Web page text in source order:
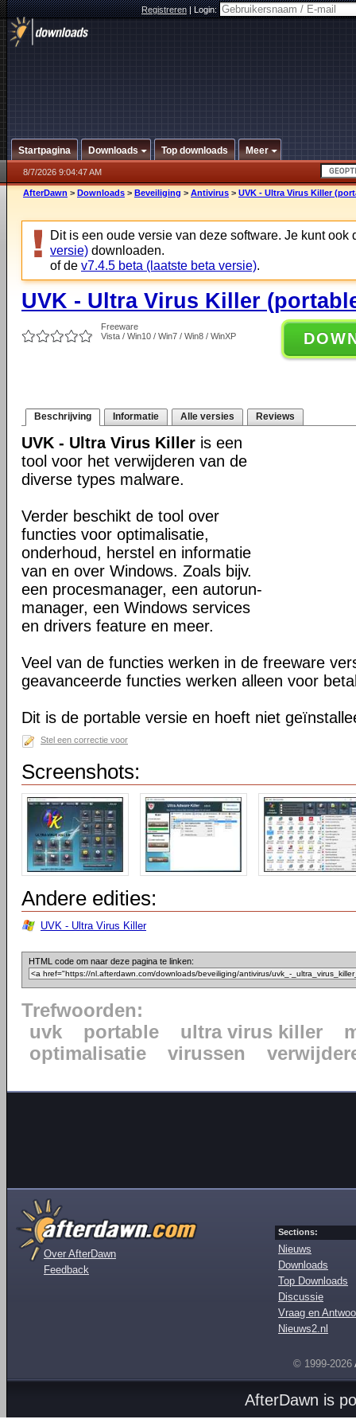
Registreren|Login:
Startpagina Downloads Top downloads Meer
8/7/2026 9:04:47 AM
AfterDawn > Downloads > Beveiliging > Antivirus > UVK - Ultra Virus Killer
Dit is een oude versie van deze software. Je kunt ook
versie) downloaden.
of de v7.4.5 beta (laatste beta versie).
UVK - Ultra Virus Killer
Freeware
Vista / Win10 / Win7 / Win8 / WinXP
Beschrijving Informatie Alle versies Reviews
UVK - Ultra Virus Killer is een
tool voor het verwijderen van de
diverse types malware.
Verder beschikt de tool over
functies voor optimalisatie,
onderhoud, herstel en informatie
van en over Windows. Zoals bijv.
een procesmanager, een autorun-
manager, een Windows services
en drivers feature en meer.
Veel van de functies werken in de freeware
geavanceerde functies werken alleen voor
Dit is de portable versie en hoeft niet
Stel een correctie voor
Screenshots:
Andere edities:
UVK - Ultra Virus Killer
HTML code om naar deze pagina te linken:
Trefwoorden:
uvk
portable ultra virus killer
optimalisatie
virussen
Over AfterDawn
Feedback
Sections:
Nieuws
Downloads
Top Downloads
Discussie
Vraag en
Nieuws2.nl
© 1999-2026
AfterDawn is